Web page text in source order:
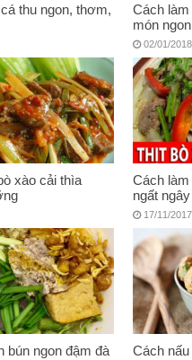
thu ngon, thơm,
Cách
món
02/01/2018
xào cải thìa
Cách làm
ngất ngây
17/11/2017
bún ngon đậm đà
Cách